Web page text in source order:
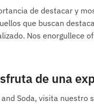
de destacar y
que buscan
Nos enorgullece
de una
Soda, visita